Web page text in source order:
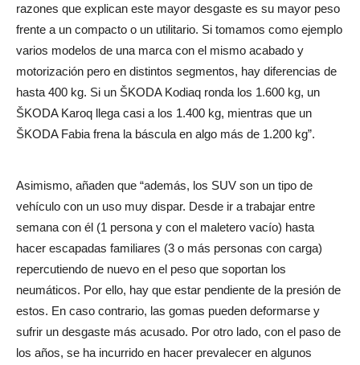
razones que explican este mayor desgaste es su mayor peso
frente a un compacto o un utilitario. Si tomamos como ejemplo
varios modelos de una marca con el mismo acabado y
motorización pero en distintos segmentos, hay diferencias de
hasta 400 kg. Si un ŠKODA Kodiaq ronda los 1.600 kg, un
ŠKODA Karoq llega casi a los 1.400 kg, mientras que un
ŠKODA Fabia frena la báscula en algo más de 1.200 kg”.
Asimismo, añaden que “además, los SUV son un tipo de
vehículo con un uso muy dispar. Desde ir a trabajar entre
semana con él (1 persona y con el maletero vacío) hasta
hacer escapadas familiares (3 o más personas con carga)
repercutiendo de nuevo en el peso que soportan los
neumáticos. Por ello, hay que estar pendiente de la presión de
estos. En caso contrario, las gomas pueden deformarse y
sufrir un desgaste más acusado. Por otro lado, con el paso de
los años, se ha incurrido en hacer prevalecer en algunos